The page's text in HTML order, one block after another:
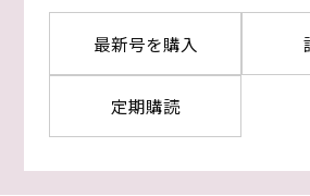
最新号を購入
定期購読